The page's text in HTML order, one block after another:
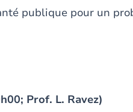
publique pour un
Prof. L. Ravez)